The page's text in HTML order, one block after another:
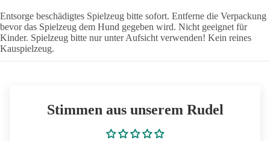
Entsorge beschädigtes Spielzeug bitte sofort. Entferne die Verpackung
bevor das Spielzeug dem Hund gegeben wird. Nicht geeignet für
Kinder. Spielzeug bitte nur unter Aufsicht verwenden! Kein reines
Kauspielzeug.
Stimmen aus unserem Rudel